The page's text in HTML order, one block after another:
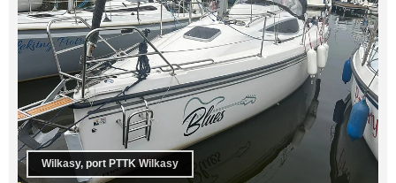
Wilkasy, port PTTK Wilkasy